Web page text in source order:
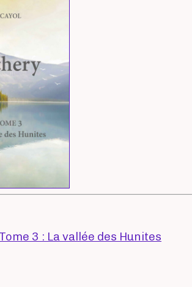
3 : La vallée des Hunites